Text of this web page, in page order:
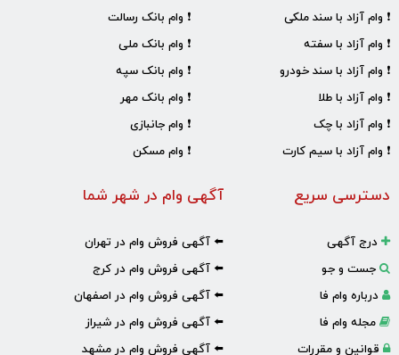
❗ وام بانک رسالت
❗ وام بانک ملی
❗ وام بانک سپه
❗ وام بانک مهر
❗ وام جانبازی
❗ وام مسکن
❗ وام آزاد با سند ملکی
❗ وام آزاد با سفته
❗ وام آزاد با سند خودرو
❗ وام آزاد با طلا
❗ وام آزاد با چک
❗ وام آزاد با سیم کارت
آگهی وام در شهر شما
⬅️ آگهی فروش وام در تهران
⬅️ آگهی فروش وام در کرج
⬅️ آگهی فروش وام در اصفهان
⬅️ آگهی فروش وام در شیراز
⬅️ آگهی فروش وام در مشهد
دسترسی سریع
درج آگهی
جست و جو
درباره وام فا
مجله وام فا
قوانین و مقررات